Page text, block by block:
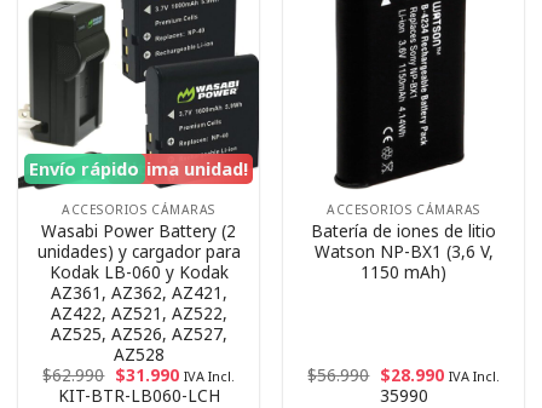
¡Ultima unidad!
Envío rápido
ACCESORIOS CÁMARAS
Wasabi Power Battery (2
unidades) y cargador para
Kodak LB-060 y Kodak
AZ361, AZ362, AZ421,
AZ422, AZ521, AZ522,
AZ525, AZ526, AZ527,
AZ528
$62.990 $31.990 IVA Incl.
KIT-BTR-LB060-LCH
ACCESORIOS CÁMARAS
Batería de iones de litio
Watson NP-BX1 (3,6 V,
1150 mAh)
$56.990 $28.990 IVA Incl.
35990